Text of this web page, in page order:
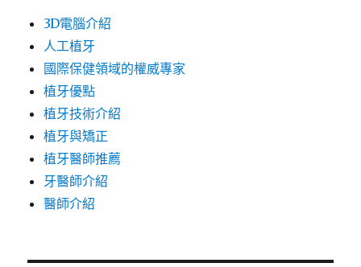
3D電腦介紹
人工植牙
國際保健領域的權威專家
植牙優點
植牙技術介紹
植牙與矯正
植牙醫師推薦
牙醫師介紹
醫師介紹